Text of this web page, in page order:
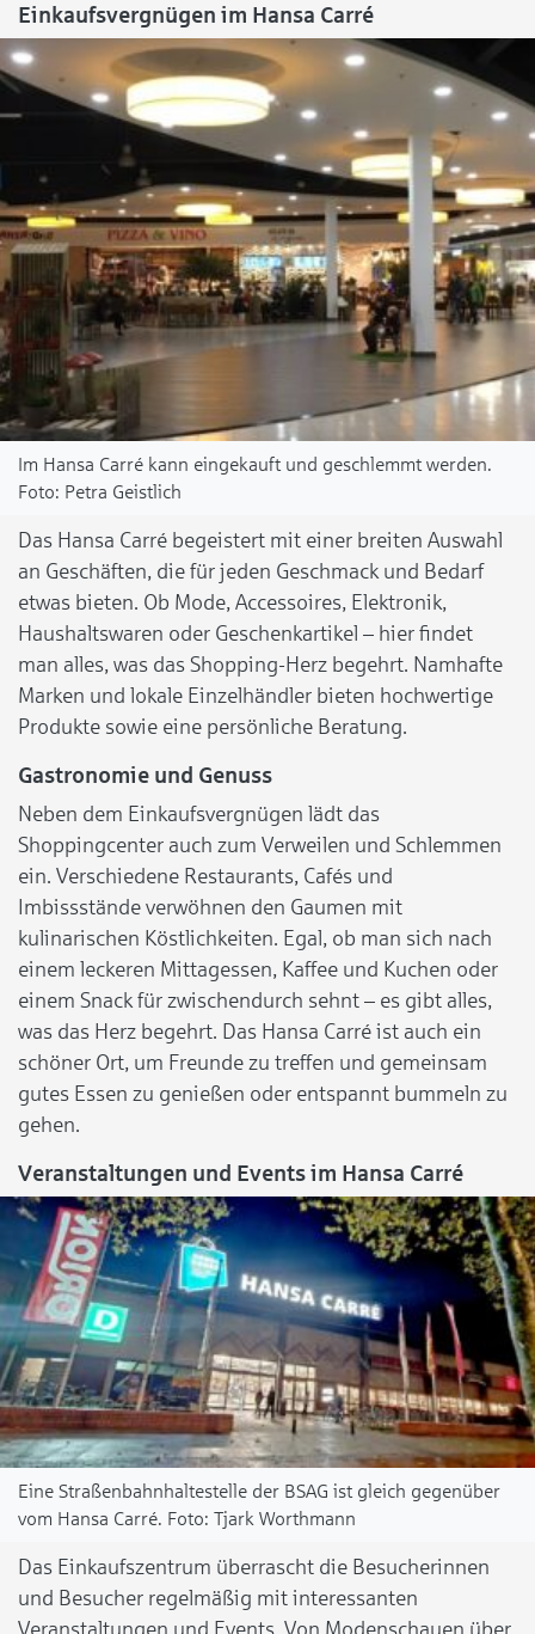
Einkaufsvergnügen im Hansa Carré
Im Hansa Carré kann eingekauft und geschlemmt werden.
Petra Geistlich
Das Hansa Carré begeistert mit einer breiten Auswahl
an Geschäften, die für jeden Geschmack und Bedarf
etwas bieten. Ob Mode, Accessoires, Elektronik,
Haushaltswaren oder Geschenkartikel – hier findet
man alles, was das Shopping-Herz begehrt. Namhafte
Marken und lokale Einzelhändler bieten hochwertige
Produkte sowie eine persönliche Beratung.
Gastronomie und Genuss
Neben dem Einkaufsvergnügen lädt das
Shoppingcenter auch zum Verweilen und Schlemmen
ein. Verschiedene Restaurants, Cafés und
Imbissstände verwöhnen den Gaumen mit
kulinarischen Köstlichkeiten. Egal, ob man sich nach
einem leckeren Mittagessen, Kaffee und Kuchen oder
einem Snack für zwischendurch sehnt – es gibt alles,
was das Herz begehrt. Das Hansa Carré ist auch ein
schöner Ort, um Freunde zu treffen und gemeinsam
gutes Essen zu genießen oder entspannt bummeln zu
gehen.
Veranstaltungen und Events im Hansa Carré
Eine Straßenbahnhaltestelle der BSAG ist gleich gegenüber
vom Hansa Carré.
Tjark Worthmann
Das Einkaufszentrum überrascht die Besucherinnen
und Besucher regelmäßig mit interessanten
Veranstaltungen und Events. Von Modenschauen über